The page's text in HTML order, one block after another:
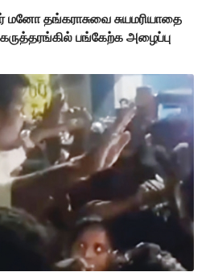
தங்கராசுவை சுயமரியாதை
பங்கேற்க அழைப்பு